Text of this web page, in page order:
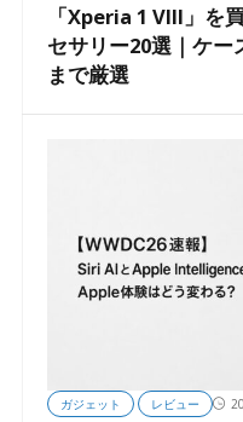
「Xperia 1 VIII」を
セサリー20選｜ケ
まで厳選
ガジェット レビュー